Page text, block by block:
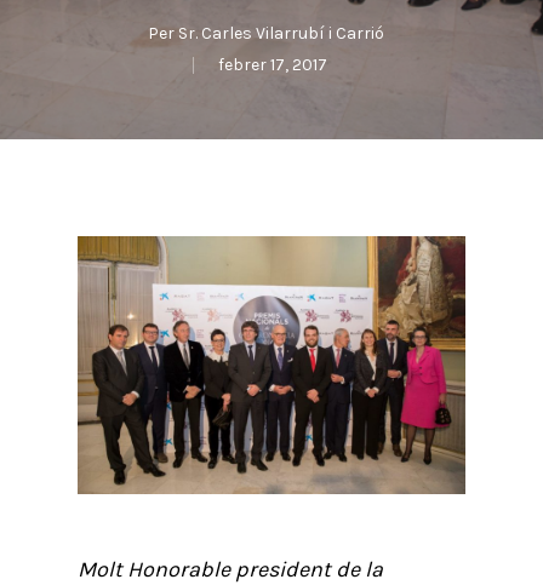
Per Sr. Carles Vilarrubí i Carrió
febrer 17, 2017
Molt Honorable president de la